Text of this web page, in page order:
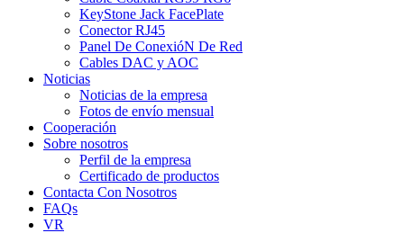
KeyStone Jack FacePlate
Conector RJ45
Panel De ConexióN De Red
Cables DAC y AOC
Noticias
Noticias de la empresa
Fotos de envío mensual
Cooperación
Sobre nosotros
Perfil de la empresa
Certificado de productos
Contacta Con Nosotros
FAQs
VR